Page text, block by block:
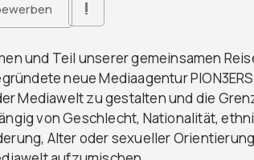
und Teil unserer gemeinsamen
neue Mediaagentur
Mediawelt zu gestalten und die
von Geschlecht, Nationalität,
Alter oder sexueller